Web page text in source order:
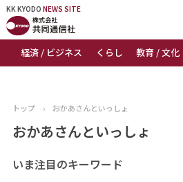
KK KYODO NEWS SITE
経済 / ビジネス くらし 教育 / 文化
KK KYODONEWS SITE
トップページ
ニュース
おすすめコンテンツ
トップ › おかあさんといっしょ
おかあさんといっしょ
いま注目のキーワード